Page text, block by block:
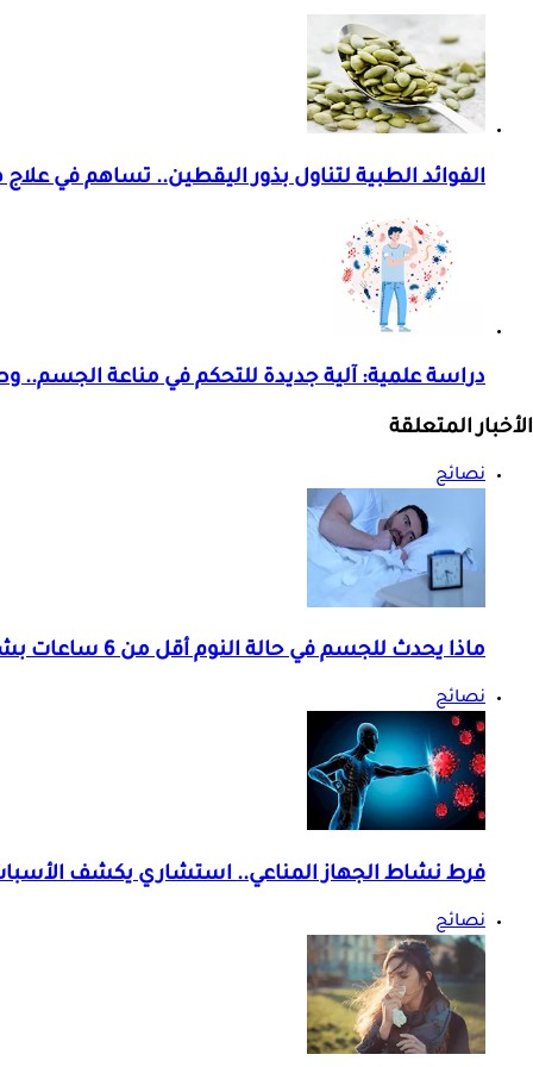
الفوائد الطبية لتناول بذور اليقطين.. تساهم في
دراسة علمية: آلية جديدة للتحكم في مناعة الجسم..
الأخبار المتعلقة
نصائح
ماذا يحدث للجسم في حالة النوم أقل من 6 ساعات بشكل يومي؟
نصائح
فرط نشاط الجهاز المناعي.. استشاري يكشف الأسباب
نصائح